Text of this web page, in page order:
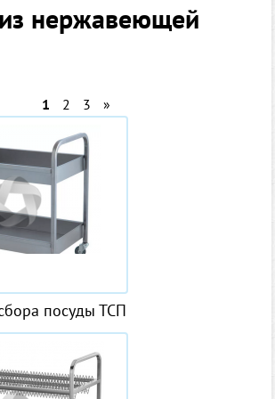
нержавеющей
1 2 3 »
посуды ТСП